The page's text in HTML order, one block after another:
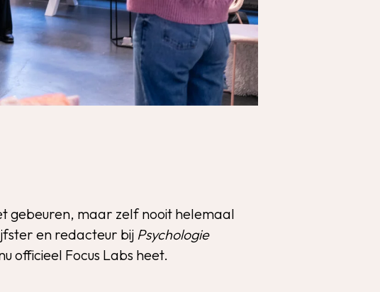
gebeuren, maar zelf nooit helemaal
en redacteur bij Psychologie
officieel Focus Labs heet.